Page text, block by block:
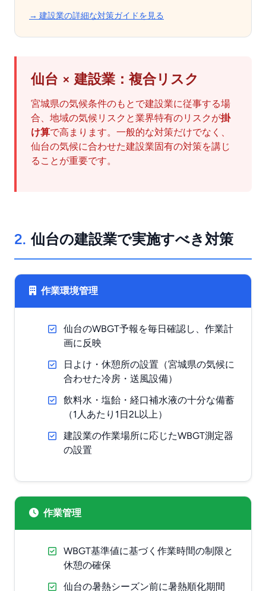
→ 建設業の詳細な対策ガイドを見る
仙台 × 建設業：複合リスク
宮城県の気候条件のもとで建設業に従事する場
合、地域の気候リスクと業界特有のリスクが掛
け算で高まります。一般的な対策だけでなく、
仙台の気候に合わせた建設業固有の対策を講じ
ることが重要です。
2. 仙台の建設業で実施すべき対策
作業環境管理
仙台のWBGT予報を毎日確認し、作業計
画に反映
日よけ・休憩所の設置（宮城県の気候に
合わせた冷房・送風設備）
飲料水・塩飴・経口補水液の十分な備蓄
（1人あたり1日2L以上）
建設業の作業場所に応じたWBGT測定器
の設置
作業管理
WBGT基準値に基づく作業時間の制限と
休憩の確保
仙台の暑熱シーズン前に暑熱順化期間